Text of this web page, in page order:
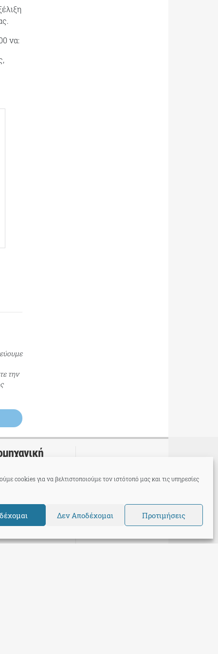
cookies για να βελτιστοποιούμε τον ιστότοπό μας και τις υπηρεσίες
Δεν Αποδέχομαι Προτιμήσεις
να:
την
του Κορωπίου